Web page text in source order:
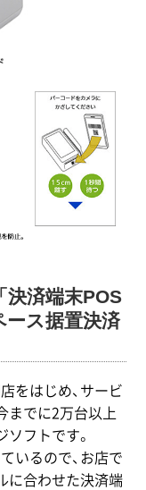
決済端末POS
ース据置決済
をはじめ、サービ
までに2万台以上
フトです。
いるので、お店で
に合わせた決済端